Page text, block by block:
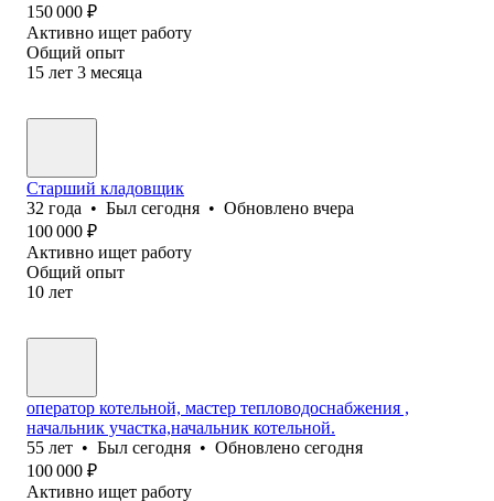
150 000 ₽
Активно ищет работу
Общий опыт
15 лет 3 месяца
Старший кладовщик
32 года • Был сегодня • Обновлено вчера
100 000 ₽
Активно ищет работу
Общий опыт
10 лет
оператор котельной, мастер тепловодоснабжения ,
начальник участка,начальник котельной.
55 лет • Был сегодня • Обновлено сегодня
100 000 ₽
Активно ищет работу